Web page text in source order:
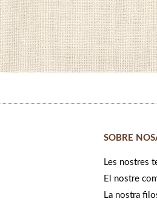
SOBRE
Les nostres
El nostre
La nostra